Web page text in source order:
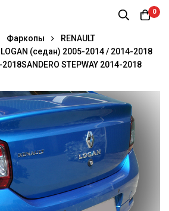
0
Фаркопы
RENAULT
(седан) 2005-2014 / 2014-2018
STEPWAY 2014-2018